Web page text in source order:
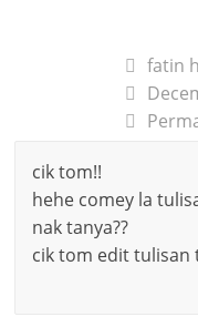
fatin
cik tom!!
hehe comey la
nak tanya??
cik tom edit tulisan